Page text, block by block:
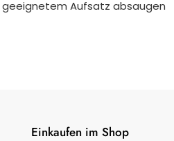
Aufsatz absaugen
Einkaufen im Shop